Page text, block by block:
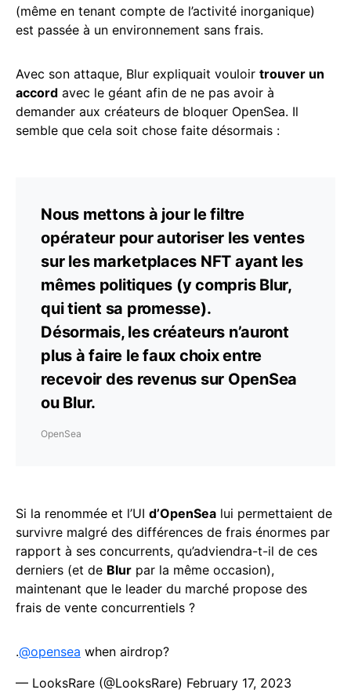
(même en tenant compte de l’activité inorganique)
est passée à un environnement sans frais.
Avec son attaque, Blur expliquait vouloir trouver un
accord avec le géant afin de ne pas avoir à
demander aux créateurs de bloquer OpenSea. Il
semble que cela soit chose faite désormais :
Nous mettons à jour le filtre
opérateur pour autoriser les ventes
sur les marketplaces NFT ayant les
mêmes politiques (y compris Blur,
qui tient sa promesse).
Désormais, les créateurs n’auront
plus à faire le faux choix entre
recevoir des revenus sur OpenSea
ou Blur.
OpenSea
Si la renommée et l’UI d’OpenSea lui permettaient de
survivre malgré des différences de frais énormes par
rapport à ses concurrents, qu’adviendra-t-il de ces
derniers (et de Blur par la même occasion),
maintenant que le leader du marché propose des
frais de vente concurrentiels ?
.@opensea when airdrop?
— LooksRare (@LooksRare) February 17, 2023